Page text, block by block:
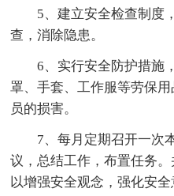
5、建立安全检查制度
查，消除隐患。
6、实行安全防护措施
罩、手套、工作服等劳保
员的损害。
7、每月定期召开一次
议，总结工作，布置任务
以增强安全观念，强化安全